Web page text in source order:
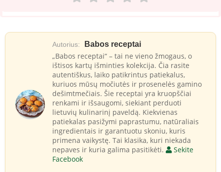
Autorius: Babos receptai
„Babos receptai“ – tai ne vieno žmogaus, o
ištisos kartų išminties kolekcija. Čia rasite
autentiškus, laiko patikrintus patiekalus,
kuriuos mūsų močiutės ir prosenelės gamino
dešimtmečiais. Šie receptai yra kruopščiai
renkami ir išsaugomi, siekiant perduoti
lietuvių kulinarinį paveldą. Kiekvienas
patiekalas pasižymi paprastumu, natūraliais
ingredientais ir garantuotu skoniu, kuris
primena vaikystę. Tai klasika, kuri niekada
nepaves ir kuria galima pasitikėti.
Sekite
Facebook